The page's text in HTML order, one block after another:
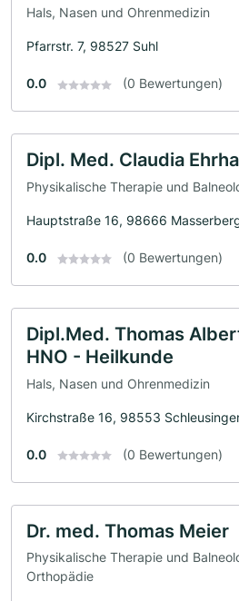
Hals, Nasen und Ohrenmedizin
Pfarrstr. 7, 98527 Suhl
0.0 (0 Bewertungen)
Dipl. Med. Claudia
Physikalische Therapie und
Hauptstraße 16, 98666
0.0 (0 Bewertungen)
Dipl.Med. Thomas
HNO - Heilkunde
Hals, Nasen und Ohrenmedizin
Kirchstraße 16, 98553
0.0 (0 Bewertungen)
Dr. med. Thomas Meier
Physikalische Therapie und
Orthopädie